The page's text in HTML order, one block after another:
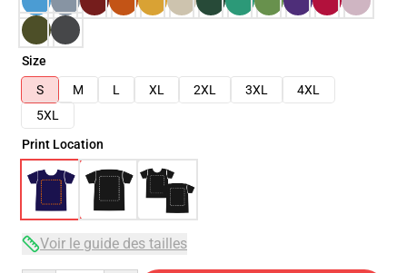
Size
S
M L XL 2XL 3XL
4XL
5XL
Print Location
Voir le guide des tailles